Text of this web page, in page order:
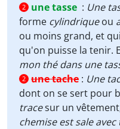
2 une tasse : Une
forme cylindriqueou
ou moins grand, et
qu'on puisse la tenir.
mon thé dans une
2 une tache : Une
dont on se sert pour
tracesur un
chemise est sale